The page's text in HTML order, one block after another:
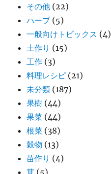
その他 (22)
ハーブ (5)
一般向けトピックス (4)
土作り (15)
工作 (3)
料理レシピ (21)
未分類 (187)
果樹 (44)
果菜 (44)
根菜 (38)
穀物 (13)
苗作り (4)
茸 (5)